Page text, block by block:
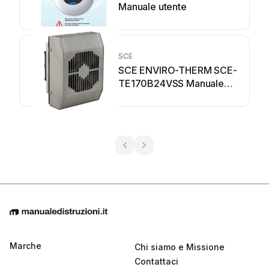
Manuale utente
SCE
SCE ENVIRO-THERM SCE-
TE170B24VSS Manuale
Marche
Chi siamo e Missione
Contattaci